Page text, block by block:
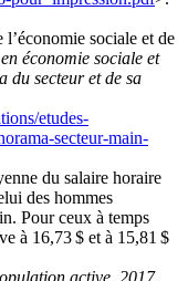
sociale et de
économie sociale et
du secteur et de sa
etudes-
secteur-main-
du salaire horaire
des hommes
Pour ceux à temps
à 16,73 $ et à 15,81 $
active, 2017,